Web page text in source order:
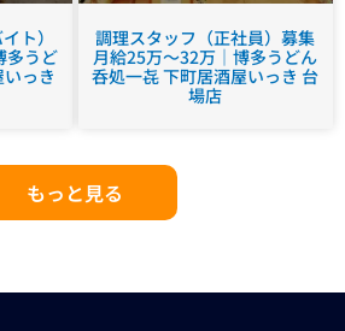
ト）
多うど
っき
調理スタッフ（正社員）募集
月給25万～32万｜博多うどん
呑処一㐂 下町居酒屋いっき 台
場店
もっと見る